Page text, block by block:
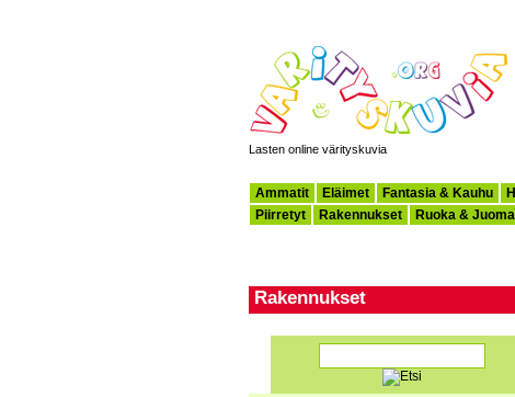
Lasten online värityskuvia
Ammatit Eläimet Fantasia & Kauhu
Piirretyt
Rakennukset Ruoka &
Rakennukset